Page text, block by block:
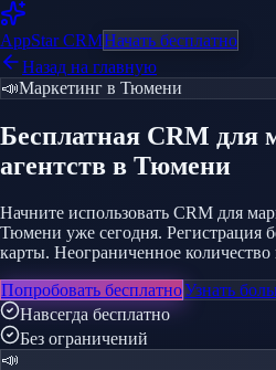
AppStarCRMНачать бесплатно
Назад на главную
📣Маркетинг в Тюмени
Бесплатная CRM для
агентств в Тюмени
Начните использовать CRM для
Тюмени уже сегодня. Регистрация
карты. Неограниченное количество
Попробовать бесплатноУзнать
Навсегда бесплатно
Без ограничений
📣